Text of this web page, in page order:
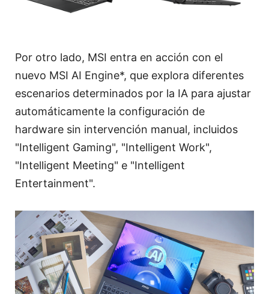
Por otro lado, MSI entra en acción con el
nuevo MSI AI Engine*, que explora diferentes
escenarios determinados por la IA para ajustar
automáticamente la configuración de
hardware sin intervención manual, incluidos
"Intelligent Gaming", "Intelligent Work",
"Intelligent Meeting" e "Intelligent
Entertainment".